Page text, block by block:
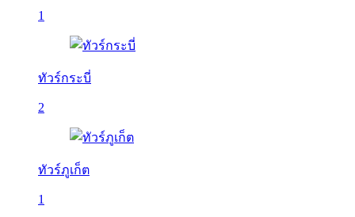
1
ทัวร์กระบี่
2
ทัวร์ภูเก็ต
1